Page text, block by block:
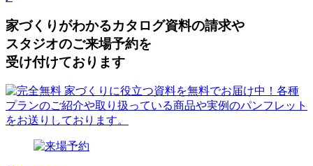
家づくりがわかるカタログ資料の請求や
スタジオのご来場予約を
受け付けております